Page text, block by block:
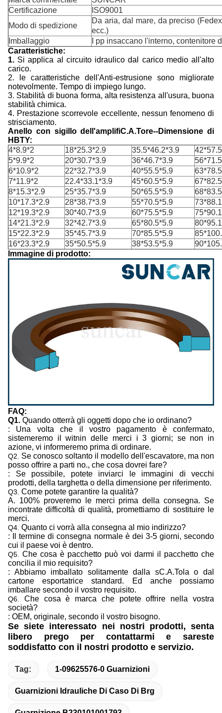
Certificazione
ISO9001
Modo di spedizione
Da aria, dal mare, da preciso
ecc.)
Imballaggio
I pp insaccano l'interno, contenitore
Caratteristiche:
1. Si applica al circuito idraulico dal carico medio all'alto
carico.
2. le caratteristiche dell'Anti-estrusione sono migliorate
notevolmente. Tempo di impiego lungo.
3. Stabilità di buona forma, alta resistenza all'usura, buona
stabilità chimica.
4. Prestazione scorrevole eccellente, nessun fenomeno di
strisciamento.
Anello con sigillo dell'amplifiC.A.Tore--Dimensione di
HBTY:
4*8.9*2
18*25.3*2.9 35.5*46.2*3.9
5*9.9*2
20*30.7*3.9 36*46.7*3.9
6*10.9*2
22*32.7*3.9 40*55.5*5.9
7*11.9*2
22.4*33.1*3.9 45*60.5*5.9
8*15.3*2.9
25*35.7*3.9 50*65.5*5.9
10*17.3*2.9
28*38.7*3.9 55*70.5*5.9
12*19.3*2.9
30*40.7*3.9 60*75.5*5.9
14*21.3*2.9
32*42.7*3.9 65*80.5*5.9
15*22.3*2.9
35*45.7*3.9 70*85.5*5.9
16*23.3*2.9
35*50.5*5.9 38*53.5*5.9
Immagine di prodotto:
FAQ:
Q1. Quando otterrà gli oggetti dopo che io ordinano?
: Una volta che il vostro pagamento è confermato,
sistemeremo il witnin delle merci i 3 giorni; se non in
azione, vi informeremo prima di ordinare.
Q2. Se conosco soltanto il modello dell'escavatore, ma non
posso offrire a parti no., che cosa dovrei fare?
: Se possibile, potete inviarci le immagini di vecchi
prodotti, della targhetta o della dimensione per riferimento.
Q3. Come potete garantire la qualità?
A. 100% proveremo le merci prima della consegna. Se
incontrate difficoltà di qualità, promettiamo di sostituire le
merci.
Q4. Quanto ci vorrà alla consegna al mio indirizzo?
: Il termine di consegna normale è dei 3-5 giorni, secondo
cui il paese voi è dentro.
Q5. Che cosa è pacchetto può voi darmi il pacchetto che
concilia il mio requisito?
: Abbiamo imballato solitamente dalla sC.A.Tola o dal
cartone esportatrice standard. Ed anche possiamo
imballare secondo il vostro requisito.
Q6. Che cosa è marca che potete offrire nella vostra
società?
: OEM, originale, secondo il vostro bisogno.
Se siete interessato nei nostri prodotti, senta
libero prego per contattarmi e sareste
soddisfatto con il nostri prodotto e servizio.
Tag: 1-09625576-0 Guarnizioni
Guarnizioni Idrauliche Di Caso Di Brg